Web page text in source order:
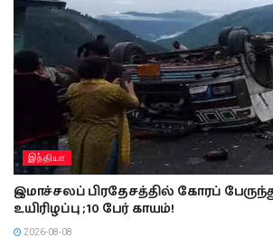
இந்தியா
இமாச்சலப் பிரதேசத்தில் கோரப்
உயிரிழப்பு ; 10 பேர் காயம்!
2026-08-08